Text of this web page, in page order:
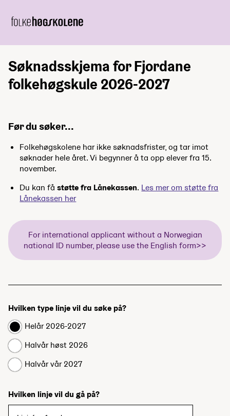
Søknadsskjema for Fjordane
folkehøgskule 2026-2027
Før du søker...
Folkehøgskolene har ikke søknadsfrister, og tar imot
søknader hele året. Vi begynner å ta opp elever fra 15.
november.
Du kan fåstøtte fra Lånekassen. Les mer om støtte fra
Lånekassen her
For international applicant without a Norwegian
national ID number, please use the English form>>
Hvilken type linje vil du søke på?
Helår 2026-2027
Halvår høst 2026
Halvår vår 2027
Hvilken linje vil du gå på?